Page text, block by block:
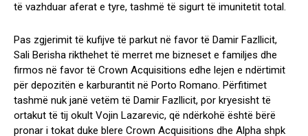
të vazhduar aferat e tyre, tashmë të sigurt të imunitetit total.
Pas zgjerimit të kufijve të parkut në favor të Damir Fazllicit,
Sali Berisha rikthehet të merret me bizneset e familjes dhe
firmos në favor të Crown Acquisitions edhe lejen e ndërtimit
për depozitën e karburantit në Porto Romano. Përfitimet
tashmë nuk janë vetëm të Damir Fazllicit, por kryesisht të
ortakut të tij okult Vojin Lazarevic, që ndërkohë është bërë
pronar i tokat duke blere Crown Acquisitions dhe Alpha shpk